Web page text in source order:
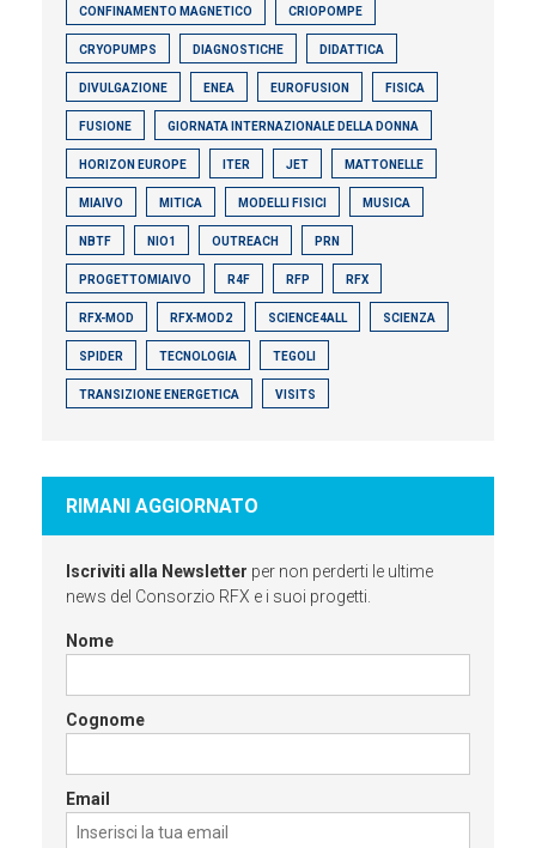
CONFINAMENTO MAGNETICO CRIOPOMPE
CRYOPUMPS DIAGNOSTICHE DIDATTICA
DIVULGAZIONE ENEA EUROFUSION FISICA
FUSIONE GIORNATA INTERNAZIONALE DELLA DONNA
HORIZON EUROPE ITER JET MATTONELLE
MIAIVO MITICA MODELLI FISICI MUSICA
NBTF NIO1 OUTREACH PRN
PROGETTOMIAIVO R4F RFP RFX
RFX-MOD RFX-MOD2 SCIENCE4ALL SCIENZA
SPIDER TECNOLOGIA TEGOLI
TRANSIZIONE ENERGETICA VISITS
RIMANI AGGIORNATO
Iscriviti alla Newsletter per non perderti le ultime
news del Consorzio RFX e i suoi progetti.
Nome
Cognome
Email